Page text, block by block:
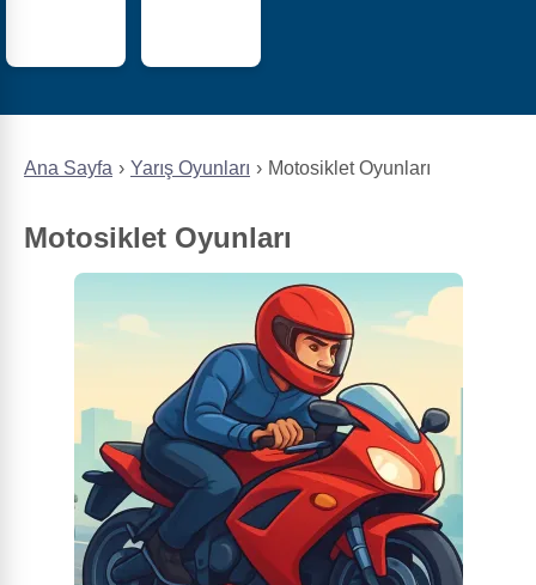
Ana Sayfa Yarış Oyunları Motosiklet Oyunları
Motosiklet Oyunları